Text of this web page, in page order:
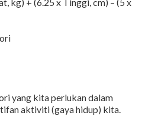
kg) + (6.25 x Tinggi, cm) – (5 x
yang kita perlukan dalam
aktiviti (gaya hidup) kita.